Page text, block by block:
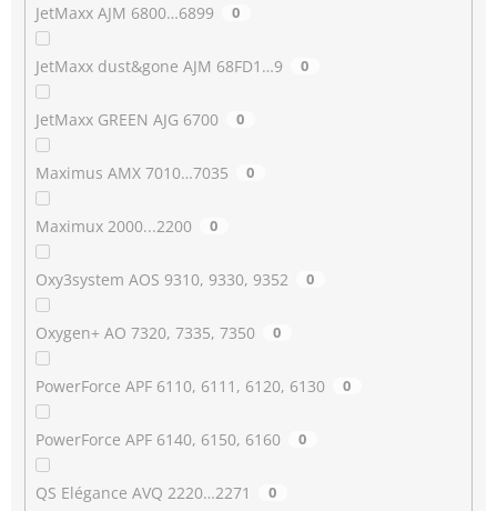
JetMaxx AJM 6800…6899 0
JetMaxx dust&gone AJM 68FD1…9 0
JetMaxx GREEN AJG 6700 0
Maximus AMX 7010…7035 0
Maximux 2000...2200 0
Oxy3system AOS 9310, 9330, 9352 0
Oxygen+ AO 7320, 7335, 7350 0
PowerForce APF 6110, 6111, 6120, 6130 0
PowerForce APF 6140, 6150, 6160 0
QS Elégance AVQ 2220…2271 0